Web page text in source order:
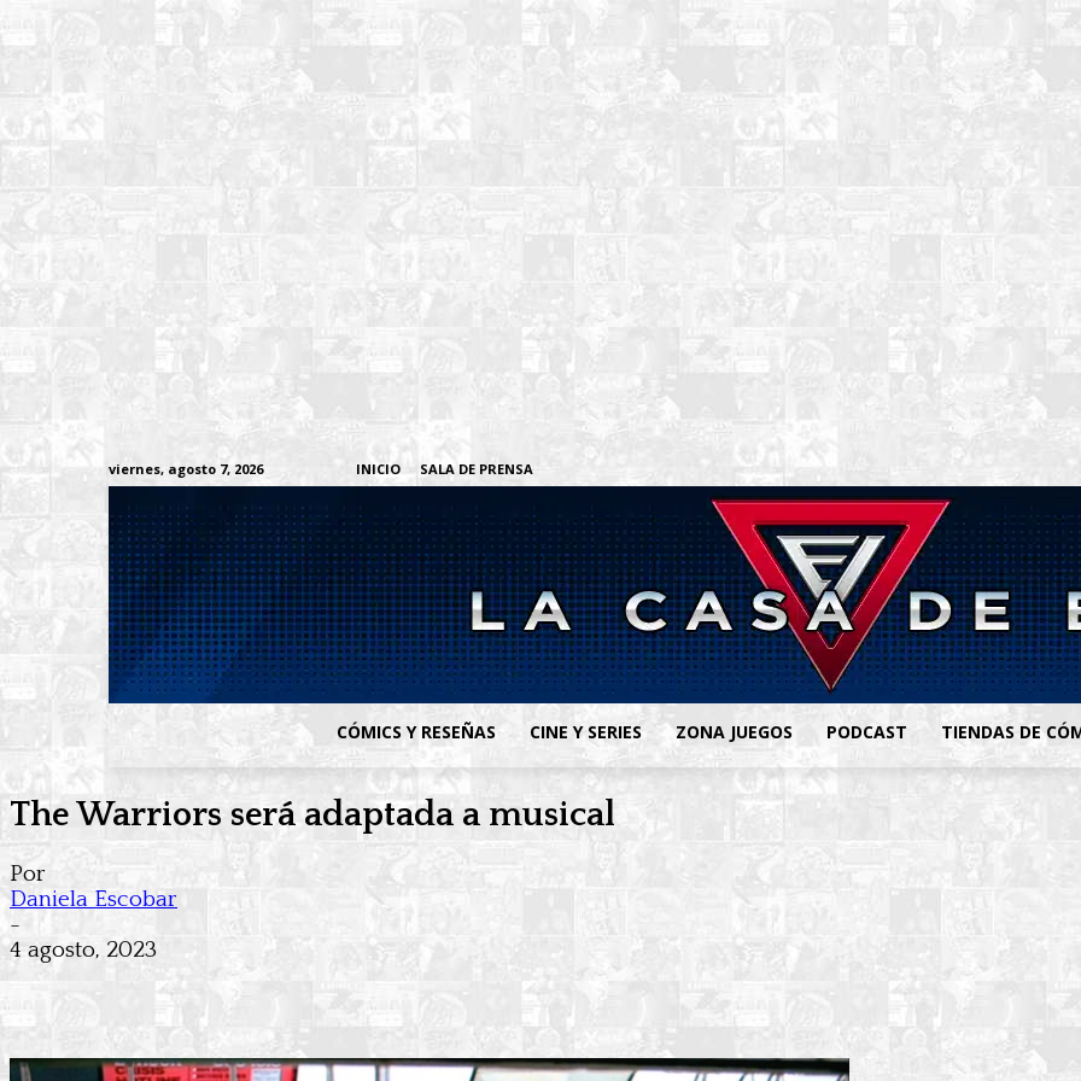
viernes, agosto 7, 2026 INICIO SALA DE PRENSA
CÓMICS Y RESEÑAS CINE Y SERIES ZONA JUEGOS PODCAST TIENDAS DE
The Warriors será adaptada a musical
Por
Daniela Escobar
-
4 agosto, 2023